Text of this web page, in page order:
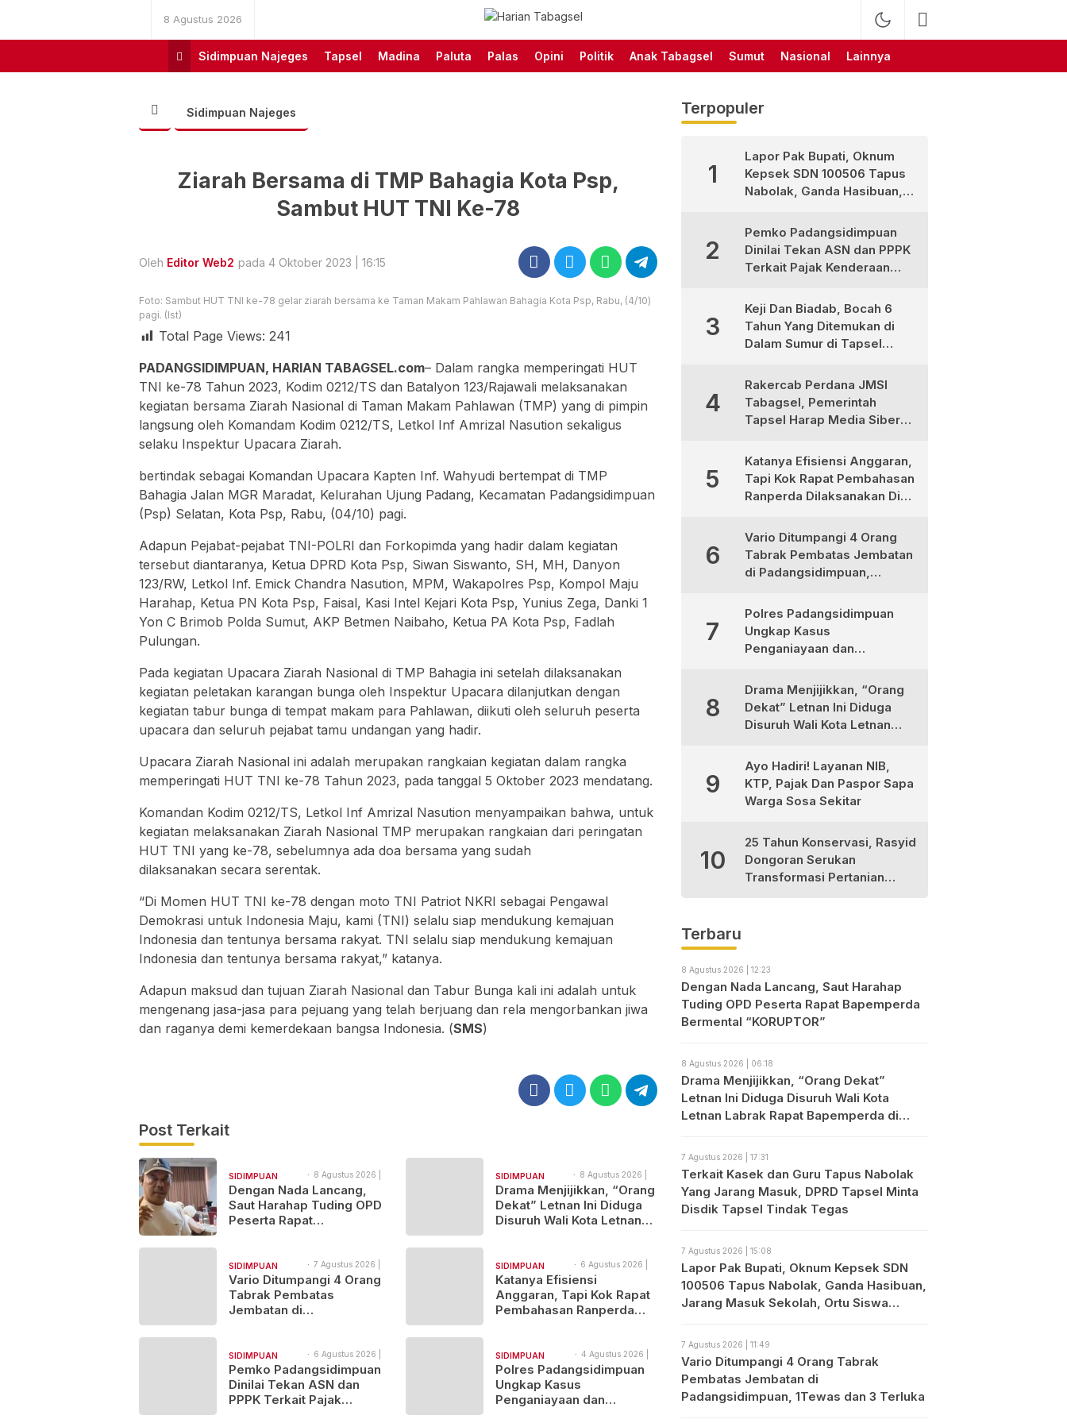
8 Agustus 2026
Harian Tabagsel
Harian Tabagsel Official
Website
Sidimpuan Najeges
Tapsel Madina Paluta Palas Opini Politik Anak Tabagsel Sumut Nasional Lainnya
Sidimpuan Najeges
Ziarah Bersama di TMP Bahagia Kota Psp,
Sambut HUT TNI Ke-78
Oleh Editor Web2 pada 4 Oktober 2023 | 16:15
Foto: Sambut HUT TNI ke-78 gelar ziarah bersama ke Taman Makam Pahlawan Bahagia Kota Psp, Rabu, (4/10)
pagi. (Ist)
Total Page Views: 241
PADANGSIDIMPUAN, HARIAN TABAGSEL.com– Dalam rangka memperingati HUT
TNI ke-78 Tahun 2023, Kodim 0212/TS dan Batalyon 123/Rajawali melaksanakan
kegiatan bersama Ziarah Nasional di Taman Makam Pahlawan (TMP) yang di pimpin
langsung oleh Komandam Kodim 0212/TS, Letkol Inf Amrizal Nasution sekaligus
selaku Inspektur Upacara Ziarah.
bertindak sebagai Komandan Upacara Kapten Inf. Wahyudi bertempat di TMP
Bahagia Jalan MGR Maradat, Kelurahan Ujung Padang, Kecamatan Padangsidimpuan
(Psp) Selatan, Kota Psp, Rabu, (04/10) pagi.
Adapun Pejabat-pejabat TNI-POLRI dan Forkopimda yang hadir dalam kegiatan
tersebut diantaranya, Ketua DPRD Kota Psp, Siwan Siswanto, SH, MH, Danyon
123/RW, Letkol Inf. Emick Chandra Nasution, MPM, Wakapolres Psp, Kompol Maju
Harahap, Ketua PN Kota Psp, Faisal, Kasi Intel Kejari Kota Psp, Yunius Zega, Danki 1
Yon C Brimob Polda Sumut, AKP Betmen Naibaho, Ketua PA Kota Psp, Fadlah
Pulungan.
Pada kegiatan Upacara Ziarah Nasional di TMP Bahagia ini setelah dilaksanakan
kegiatan peletakan karangan bunga oleh Inspektur Upacara dilanjutkan dengan
kegiatan tabur bunga di tempat makam para Pahlawan, diikuti oleh seluruh peserta
upacara dan seluruh pejabat tamu undangan yang hadir.
Upacara Ziarah Nasional ini adalah merupakan rangkaian kegiatan dalam rangka
memperingati HUT TNI ke-78 Tahun 2023, pada tanggal 5 Oktober 2023 mendatang.
Komandan Kodim 0212/TS, Letkol Inf Amrizal Nasution menyampaikan bahwa, untuk
kegiatan melaksanakan Ziarah Nasional TMP merupakan rangkaian dari peringatan
HUT TNI yang ke-78, sebelumnya ada doa bersama yang sudah
dilaksanakan secara serentak.
“Di Momen HUT TNI ke-78 dengan moto TNI Patriot NKRI sebagai Pengawal
Demokrasi untuk Indonesia Maju, kami (TNI) selalu siap mendukung kemajuan
Indonesia dan tentunya bersama rakyat. TNI selalu siap mendukung kemajuan
Indonesia dan tentunya bersama rakyat,” katanya.
Adapun maksud dan tujuan Ziarah Nasional dan Tabur Bunga kali ini adalah untuk
mengenang jasa-jasa para pejuang yang telah berjuang dan rela mengorbankan jiwa
dan raganya demi kemerdekaan bangsa Indonesia. (SMS)
Post Terkait
SIDIMPUAN
NAJEGES
8 Agustus 2026 |
12:23
Dengan Nada Lancang,
Saut Harahap Tuding OPD
Peserta Rapat
SIDIMPUAN
NAJEGES
8 Agustus 2026 |
06:18
Drama Menjijikkan, “Orang
Dekat” Letnan Ini Diduga
Disuruh Wali Kota Letnan
SIDIMPUAN
NAJEGES
7 Agustus 2026 |
11:49
Vario Ditumpangi 4 Orang
Tabrak Pembatas
Jembatan di
SIDIMPUAN
NAJEGES
6 Agustus 2026 |
19:57
Katanya Efisiensi
Anggaran, Tapi Kok Rapat
Pembahasan Ranperda
SIDIMPUAN
NAJEGES
6 Agustus 2026 |
14:21
Pemko Padangsidimpuan
Dinilai Tekan ASN dan
PPPK Terkait Pajak
SIDIMPUAN
NAJEGES
4 Agustus 2026 |
11:38
Polres Padangsidimpuan
Ungkap Kasus
Penganiayaan dan
Terpopuler
1
Lapor Pak Bupati, Oknum
Kepsek SDN 100506 Tapus
Nabolak, Ganda Hasibuan,
Siswa Protes
2
Pemko Padangsidimpuan
Dinilai Tekan ASN dan PPPK
Terkait Pajak Kenderaan
3
Keji Dan Biadab, Bocah 6
Tahun Yang Ditemukan di
Dalam Sumur di Tapsel
Pembunuhan, Pelaku
Berhasil di Bekuk Polisi
4
Rakercab Perdana JMSI
Tabagsel, Pemerintah
Tapsel Harap Media Siber
Pembangunan
5
Katanya Efisiensi Anggaran,
Tapi Kok Rapat Pembahasan
Ranperda Dilaksanakan Di
6
Vario Ditumpangi 4 Orang
Tabrak Pembatas Jembatan
di Padangsidimpuan,
7
Polres Padangsidimpuan
Ungkap Kasus
Penganiayaan dan
Diamankan
8
Drama Menjijikkan, “Orang
Dekat” Letnan Ini Diduga
Disuruh Wali Kota Letnan
di Medan
9
Ayo Hadiri! Layanan NIB,
KTP, Pajak Dan Paspor Sapa
Warga Sosa Sekitar
10
25 Tahun Konservasi, Rasyid
Dongoran Serukan
Transformasi Pertanian
Terbaru
8 Agustus 2026 | 12:23
Dengan Nada Lancang, Saut Harahap
Tuding OPD Peserta Rapat Bapemperda
Bermental “KORUPTOR”
8 Agustus 2026 | 06:18
Drama Menjijikkan, “Orang Dekat”
Letnan Ini Diduga Disuruh Wali Kota
Letnan Labrak Rapat Bapemperda di
7 Agustus 2026 | 17:31
Terkait Kasek dan Guru Tapus Nabolak
Yang Jarang Masuk, DPRD Tapsel Minta
Disdik Tapsel Tindak Tegas
7 Agustus 2026 | 15:08
Lapor Pak Bupati, Oknum Kepsek SDN
100506 Tapus Nabolak, Ganda Hasibuan,
Jarang Masuk Sekolah, Ortu Siswa
7 Agustus 2026 | 11:49
Vario Ditumpangi 4 Orang Tabrak
Pembatas Jembatan di
Padangsidimpuan, 1Tewas dan 3 Terluka